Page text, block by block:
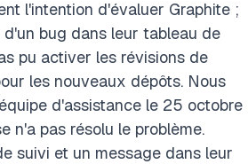
l'intention d'évaluer Graphite ;
bug dans leur tableau de
pu activer les révisions de
les nouveaux dépôts. Nous
d'assistance le 25 octobre
n'a pas résolu le problème.
suivi et un message dans leur